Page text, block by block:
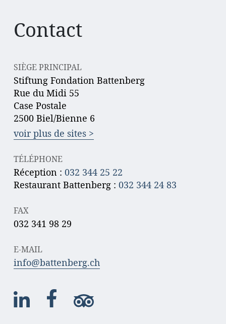
Contact
SIÈGE PRINCIPAL
Stiftung Fondation Battenberg
Rue du Midi 55
Case Postale
2500 Biel/Bienne 6
voir plus de sites >
TÉLÉPHONE
Réception : 032 344 25 22
Restaurant Battenberg : 032 344 24 83
FAX
032 341 98 29
E-MAIL
info@battenberg.ch